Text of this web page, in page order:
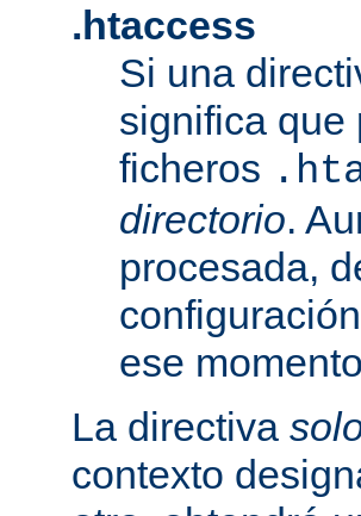
.htaccess
Si una
significa que
ficheros
directorio.
procesada,
ese
La directiva
contexto